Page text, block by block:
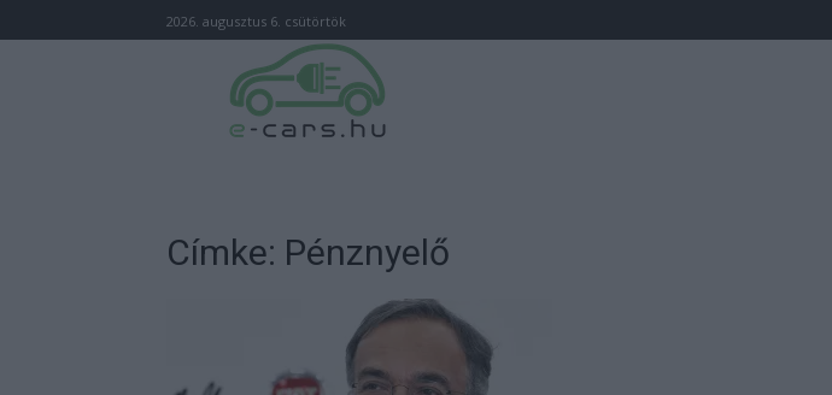
2026. augusztus 6. csütörtök
Címke: Pénznyelő